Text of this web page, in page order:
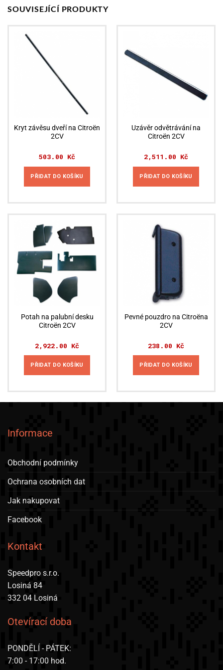
SOUVISEJÍCÍ PRODUKTY
Kryt závěsu dveří na Citroën
2CV
503.00 Kč
PŘIDAT DO KOŠÍKU
Uzávěr odvětrávání na
Citroën 2CV
2,511.00 Kč
PŘIDAT DO KOŠÍKU
Potah na palubní desku
Citroën 2CV
2,922.00 Kč
PŘIDAT DO KOŠÍKU
Pevné pouzdro na Citroëna
2CV
238.00 Kč
PŘIDAT DO KOŠÍKU
Informace
Obchodní podmínky
Ochrana osobních dat
Jak nakupovat
Facebook
Kontakt
Speedpro s.r.o.
Losiná 84
332 04 Losiná
Otevírací doba
PONDĚLÍ - PÁTEK:
7:00 - 17:00 hod.